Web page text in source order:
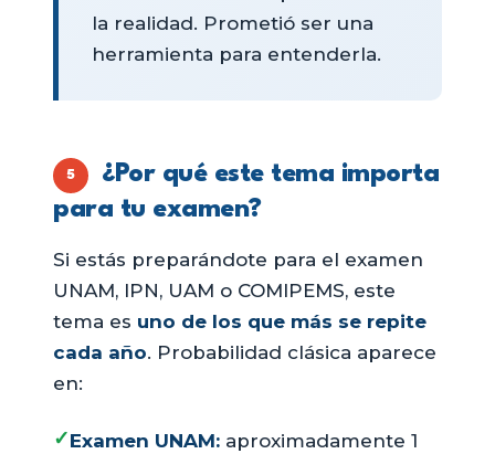
la realidad. Prometió ser una
herramienta para entenderla.
5
¿Por qué este tema importa
para tu examen?
Si estás preparándote para el examen
UNAM, IPN, UAM o COMIPEMS, este
tema es uno de los que más se repite
cada año. Probabilidad clásica aparece
en:
✓Examen UNAM: aproximadamente 1